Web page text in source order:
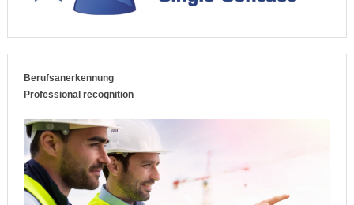
Berufsanerkennung
Professional recognition